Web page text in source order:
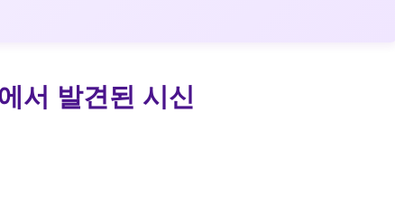
서 발견된 시신